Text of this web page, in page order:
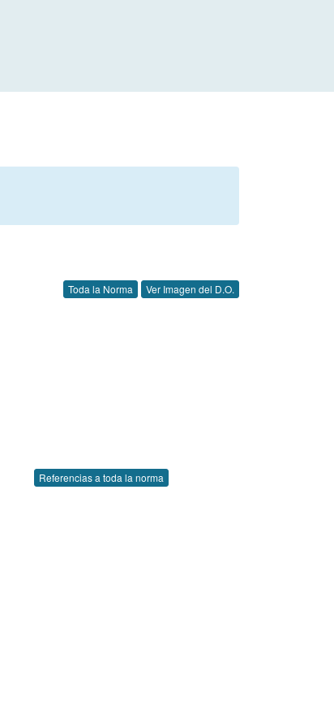
Toda la Norma Ver Imagen del D.O.
Referencias a toda la norma